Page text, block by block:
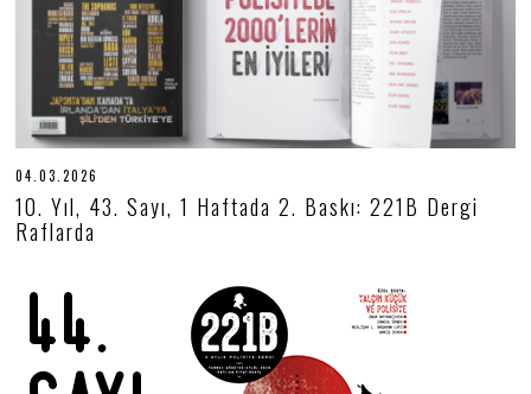
04.03.2026
4
.
10. Yıl, 43. Sayı, 1 Haftada 2. Baskı: 221B Dergi
Raflarda